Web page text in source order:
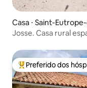
Casa ⋅ Saint-
Josse. Casa rural
Entre os melhores
Preferido dos